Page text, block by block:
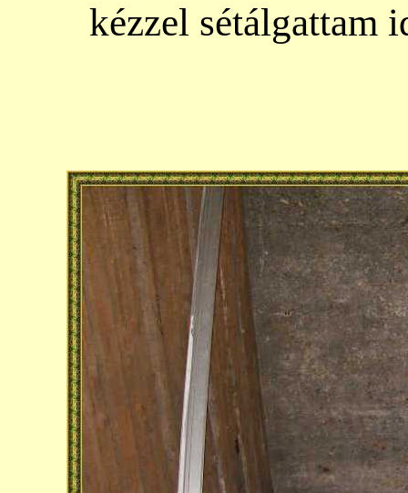
kézzel sétálgattam